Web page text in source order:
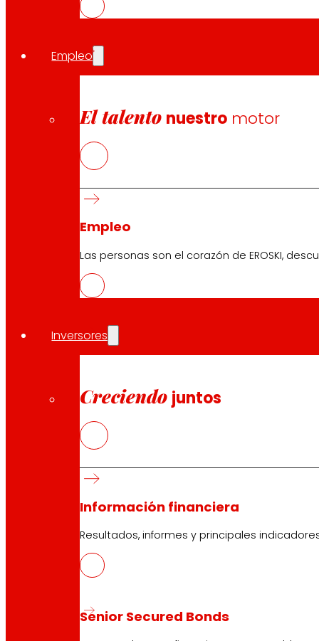
Empleo
El talento nuestro motor
Empleo
Las personas son el corazón de EROSKI,
Inversores
Creciendo juntos
Información financiera
Resultados, informes y principales
Senior Secured Bonds
La cooperativa mantiene su convenio de
empresarios y los autónomos. Además de reforzar
Compartir en: